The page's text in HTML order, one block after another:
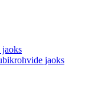
jaoks